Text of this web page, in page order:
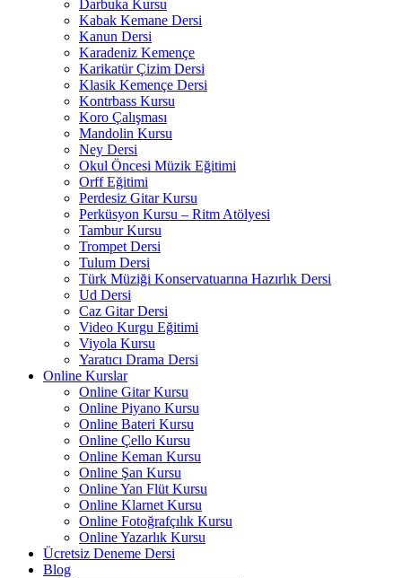
Darbuka Kursu
Kabak Kemane Dersi
Kanun Dersi
Karadeniz Kemençe
Karikatür Çizim Dersi
Klasik Kemençe Dersi
Kontrbass Kursu
Koro Çalışması
Mandolin Kursu
Ney Dersi
Okul Öncesi Müzik Eğitimi
Orff Eğitimi
Perdesiz Gitar Kursu
Perküsyon Kursu – Ritm Atölyesi
Tambur Kursu
Trompet Dersi
Tulum Dersi
Türk Müziği Konservatuarına Hazırlık Dersi
Ud Dersi
Caz Gitar Dersi
Video Kurgu Eğitimi
Viyola Kursu
Yaratıcı Drama Dersi
Online Kurslar
Online Gitar Kursu
Online Piyano Kursu
Online Bateri Kursu
Online Çello Kursu
Online Keman Kursu
Online Şan Kursu
Online Yan Flüt Kursu
Online Klarnet Kursu
Online Fotoğrafçılık Kursu
Online Yazarlık Kursu
Ücretsiz Deneme Dersi
Blog